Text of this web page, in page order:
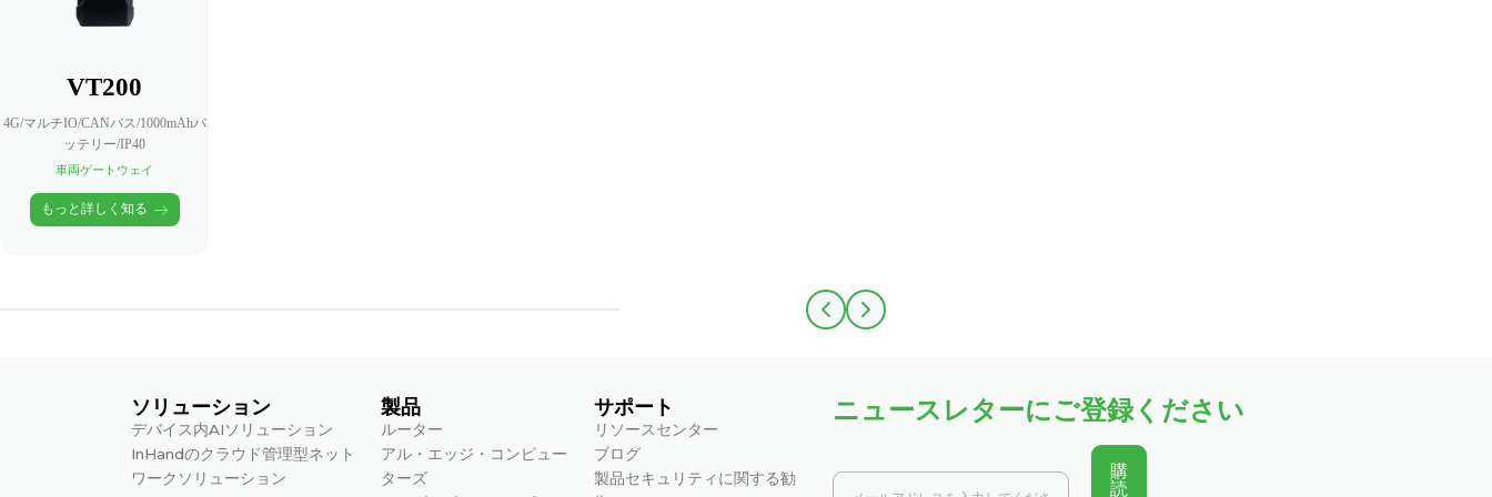
VT200
4G/マルチIO/CANバス/1000mAhバ
ッテリー/IP40
車両ゲートウェイ
もっと詳しく知る
ソリューション
デバイス内AIソリューション
InHandのクラウド管理型ネット
ワークソリューション
製品
ルーター
アル・エッジ・コンピュー
ターズ
サポート
リソースセンター
ブログ
製品セキュリティに関する勧
ニュースレターにご登録ください
購
読